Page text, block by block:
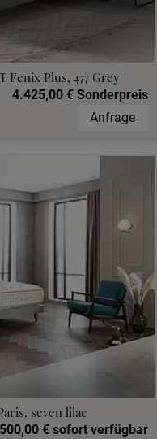
Fenix Plus, 477 Grey
4.425,00 € Sonderpreis
Anfrage
seven lilac
€ sofort verfügbar